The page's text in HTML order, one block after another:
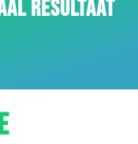
RESULTAAT